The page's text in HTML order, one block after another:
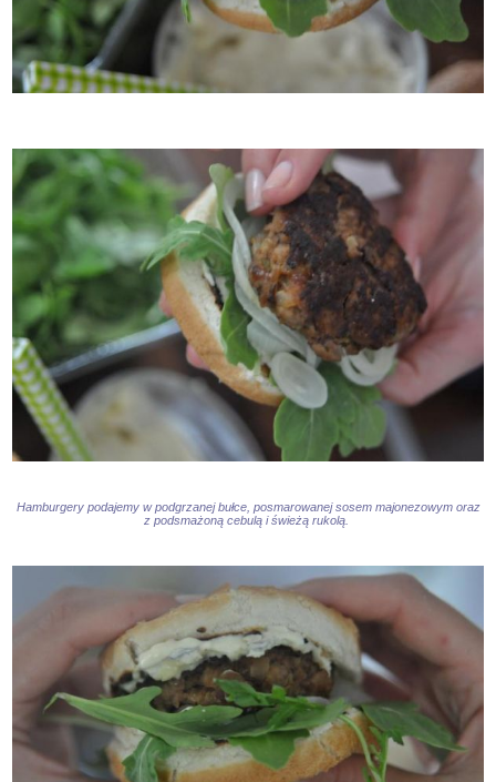
Hamburgery podajemy w podgrzanej bułce, posmarowanej sosem majonezowym oraz
z podsmażoną cebulą i świeżą rukolą.